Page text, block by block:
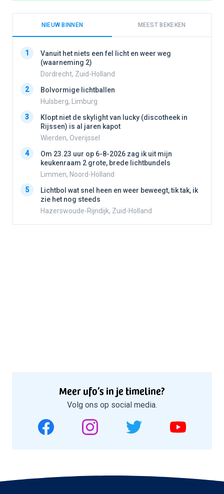
NIEUW BINNEN MEEST BEKEKEN
1
Vanuit het niets een fel licht en weer weg
(waarneming 2)
Dordrecht, Zuid-Holland
2
Bolvormige lichtballen
Hulsberg, Limburg
3
Klopt niet de skylight van lucky (discotheek in
Rijssen) is al jaren kapot
Wierden, Overijssel
4
Om 23.23 uur op 6-8-2026 zag ik uit mijn
keukenraam 2 grote, brede lichtbundels
Limmen, Noord-Holland
5
Lichtbol wat snel heen en weer beweegt, tik tak, ik
zie het nog steeds
Hazerswoude-Rijndijk, Zuid-Holland
Meer ufo’s in je timeline?
Volg ons op social media.